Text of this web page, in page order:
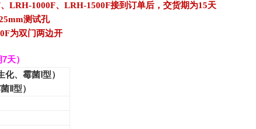
LRH-1000F、LRH-1500F接到订单后，交货期为15天
测试孔
为双门两边开
7天）
、霉菌Ⅰ型）
Ⅱ型）